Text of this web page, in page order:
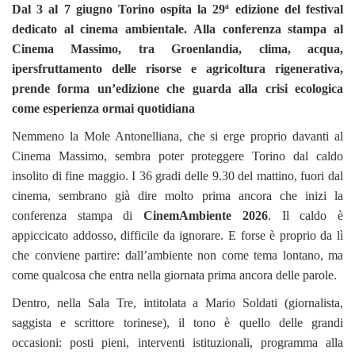
Dal 3 al 7 giugno Torino ospita la 29ª edizione del festival
dedicato al cinema ambientale. Alla conferenza stampa al
Cinema Massimo, tra Groenlandia, clima, acqua,
ipersfruttamento delle risorse e agricoltura rigenerativa,
prende forma un’edizione che guarda alla crisi ecologica
come esperienza ormai quotidiana
Nemmeno la Mole Antonelliana, che si erge proprio davanti al
Cinema Massimo, sembra poter proteggere Torino dal caldo
insolito di fine maggio. I 36 gradi delle 9.30 del mattino, fuori dal
cinema, sembrano già dire molto prima ancora che inizi la
conferenza stampa diCinemAmbiente 2026. Il caldo è
appiccicato addosso, difficile da ignorare. E forse è proprio da lì
che conviene partire: dall’ambiente non come tema lontano, ma
come qualcosa che entra nella giornata prima ancora delle parole.
Dentro, nella Sala Tre, intitolata a Mario Soldati (giornalista,
saggista e scrittore torinese), il tono è quello delle grandi
occasioni: posti pieni, interventi istituzionali, programma alla